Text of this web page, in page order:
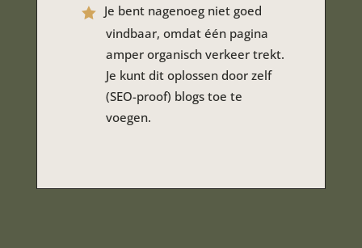
Je bent nagenoeg niet goed
vindbaar, omdat één pagina
amper organisch verkeer trekt.
Je kunt dit oplossen door zelf
(SEO-proof) blogs toe te
voegen.